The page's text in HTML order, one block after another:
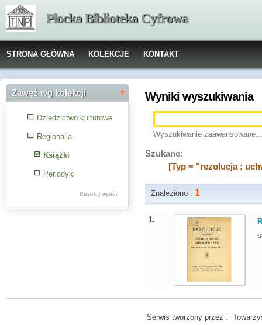
Płocka Biblioteka Cyfrowa
STRONA GŁÓWNA KOLEKCJE KONTAKT
Zawęź wg kolekcji
Dziedzictwo kulturowe
Regionalia
Książki
Periodyki
Resetuj wybór
Wyniki wyszukiwania
Wyszukiwanie zaawansowane...
Szukane:
[Typ = "rezolucja ;
Znaleziono : 1
1.
Serwis tworzony przez :